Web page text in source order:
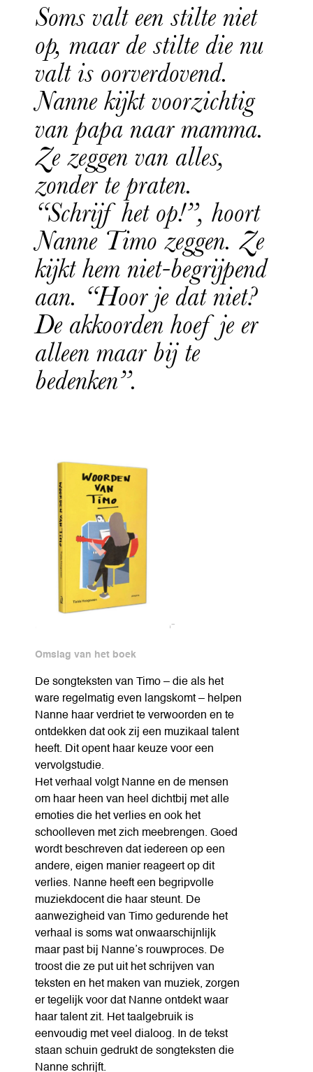
Soms valt een stilte niet
op, maar de stilte die nu
valt is oorverdovend.
Nanne kijkt voorzichtig
van papa naar mamma.
Ze zeggen van alles,
zonder te praten.
“Schrijf het op!”, hoort
Nanne Timo zeggen. Ze
kijkt hem niet-begrijpend
aan. “Hoor je dat niet?
De akkoorden hoef je er
alleen maar bij te
bedenken”.
Omslag van het boek
De songteksten van Timo – die als het
ware regelmatig even langskomt – helpen
Nanne haar verdriet te verwoorden en te
ontdekken dat ook zij een muzikaal talent
heeft. Dit opent haar keuze voor een
vervolgstudie.
Het verhaal volgt Nanne en de mensen
om haar heen van heel dichtbij met alle
emoties die het verlies en ook het
schoolleven met zich meebrengen. Goed
wordt beschreven dat iedereen op een
andere, eigen manier reageert op dit
verlies. Nanne heeft een begripvolle
muziekdocent die haar steunt. De
aanwezigheid van Timo gedurende het
verhaal is soms wat onwaarschijnlijk
maar past bij Nanne’s rouwproces. De
troost die ze put uit het schrijven van
teksten en het maken van muziek, zorgen
er tegelijk voor dat Nanne ontdekt waar
haar talent zit. Het taalgebruik is
eenvoudig met veel dialoog. In de tekst
staan schuin gedrukt de songteksten die
Nanne schrijft.